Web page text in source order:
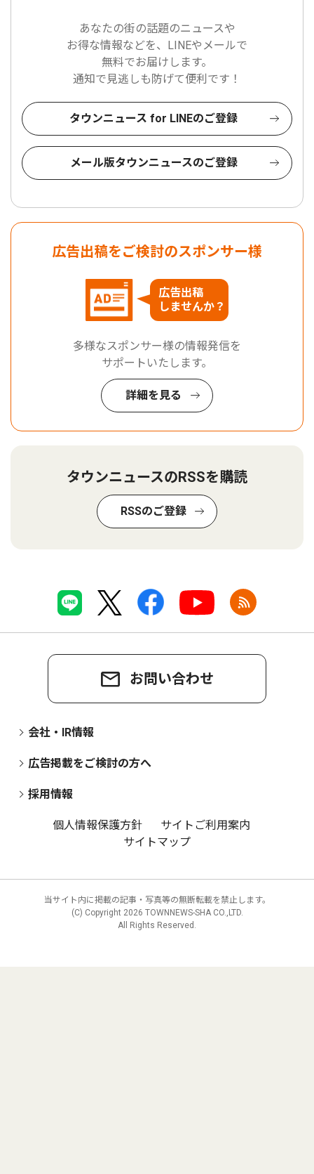
あなたの街の話題のニュースや
お得な情報などを、LINEやメールで
無料でお届けします。
通知で見逃しも防げて便利です！
タウンニュース for LINEのご登録
メール版タウンニュースのご登録
広告出稿をご検討のスポンサー様
広告出稿
しませんか？
多様なスポンサー様の情報発信を
サポートいたします。
詳細を見る
タウンニュースのRSSを購読
RSSのご登録
お問い合わせ
会社・IR情報
広告掲載をご検討の方へ
採用情報
個人情報保護方針
サイトご利用案内
サイトマップ
当サイト内に掲載の記事・写真等の無断転載を禁止します。
(C) Copyright 2026 TOWNNEWS-SHA CO.,LTD.
All Rights Reserved.